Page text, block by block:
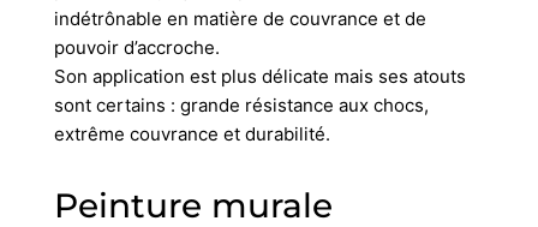
indétrônable en matière de couvrance et de
pouvoir d’accroche.
Son application est plus délicate mais ses atouts
sont certains : grande résistance aux chocs,
extrême couvrance et durabilité.
Peinture murale